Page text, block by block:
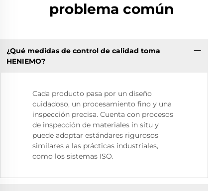
problema común
¿Qué medidas de control de calidad toma
HENIEMO?
Cada producto pasa por un diseño
cuidadoso, un procesamiento fino y una
inspección precisa. Cuenta con procesos
de inspección de materiales in situ y
puede adoptar estándares rigurosos
similares a las prácticas industriales,
como los sistemas ISO.